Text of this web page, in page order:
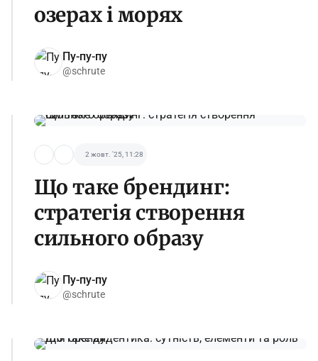
озерах і морях
Пу-пу-пу
@schrute
2 жовт. '25, 11:28
Що таке брендинг:
стратегія створення
сильного образу
Пу-пу-пу
@schrute